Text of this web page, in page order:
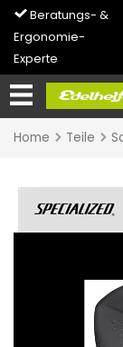
Beratungs- &
Ergonomie-
Experte
Home Teile